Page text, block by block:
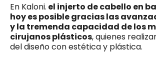
En Kaloni. el injerto de cabello en
hoy es posible gracias las
y la tremenda capacidad de los
cirujanos plásticos, quienes
del diseño con estética y plástica.